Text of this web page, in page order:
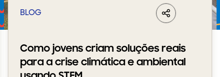
BLOG LinkedIn
Share
Como jovens criam soluções reais
para a crise climática e ambiental